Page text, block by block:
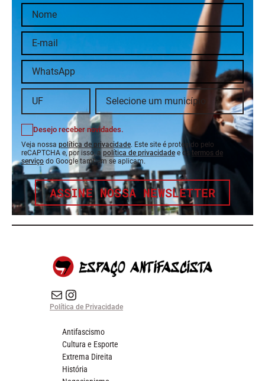
Desejo receber novidades.
Veja nossa política de privacidade. Este site é protegido pelo
reCAPTCHA e, por isso, a política de privacidade e os termos de
serviço do Google também se aplicam.
ASSINE NOSSA NEWSLETTER
E-mail Instagram do Espaço Antifascista
Política de Privacidade
Antifascismo
Cultura e Esporte
Extrema Direita
História